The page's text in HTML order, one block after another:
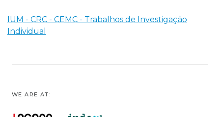
IUM - CRC - CEMC - Trabalhos de Investigação
Individual
WE ARE AT: